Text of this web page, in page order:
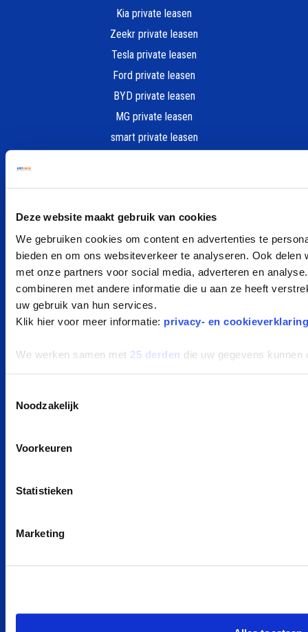
Deze website maakt gebruik van cookies
We gebruiken cookies om content en advertenties te
bieden en om ons websiteverkeer te analyseren. Ook
met onze partners voor social media, adverteren en
combineren met andere informatie die u aan ze heeft
uw gebruik van hun services.
Klik hier voor meer informatie: privacy- en cookieverklaring
We werken samen met 25 derden die uw gegevens kunnen
Noodzakelijk
Voorkeuren
Statistieken
Marketing
Kia private leasen
Zeekr private leasen
Tesla private leasen
Ford private leasen
BYD private leasen
MG private leasen
smart private leasen
Alle merken
POPULAIRE MODELLEN
Peugeot e-208 Private Lease
Dacia Spring Private Lease
Zeekr X Private Lease
Verzekeringsvoorwaarden